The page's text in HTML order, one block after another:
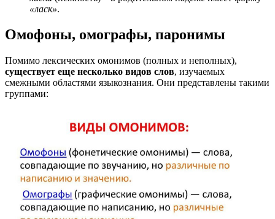
«ласк».
Омофоны, омографы, паронимы
Помимо лексических омонимов (полных и неполных),
существует еще несколько видов слов, изучаемых
смежными областями языкознания. Они представлены такими
группами: